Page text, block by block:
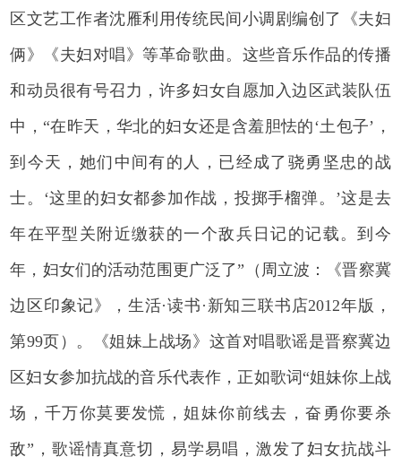
区文艺工作者沈雁利用传统民间小调剧编创了《夫妇
俩》《夫妇对唱》等革命歌曲。这些音乐作品的传播
和动员很有号召力，许多妇女自愿加入边区武装队伍
中，“在昨天，华北的妇女还是含羞胆怯的‘土包子’，
到今天，她们中间有的人，已经成了骁勇坚忠的战
士。‘这里的妇女都参加作战，投掷手榴弹。’这是去
年在平型关附近缴获的一个敌兵日记的记载。到今
年，妇女们的活动范围更广泛了”（周立波：《晋察冀
边区印象记》，生活·读书·新知三联书店2012年版，
第99页）。《姐妹上战场》这首对唱歌谣是晋察冀边
区妇女参加抗战的音乐代表作，正如歌词“姐妹你上战
场，千万你莫要发慌，姐妹你前线去，奋勇你要杀
敌”，歌谣情真意切，易学易唱，激发了妇女抗战斗